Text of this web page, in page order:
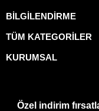
BİLGİLENDİRME
TÜM KATEGORİLER
KURUMSAL
Özel indirim